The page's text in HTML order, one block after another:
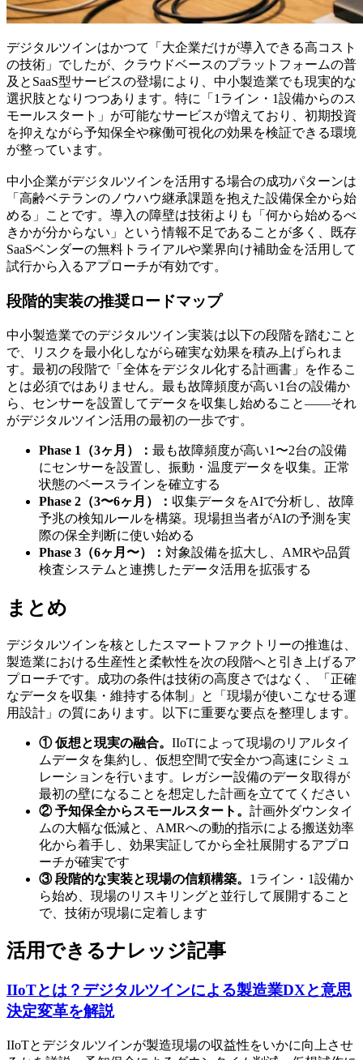
デジタルツインはかつて「大企業だけが導入できる高コスト
の技術」でしたが、クラウドベースのプラットフォームの普
及とSaaS型サービスの登場により、中小製造業でも現実的な
選択肢となりつつあります。特に「1ライン・1設備からのス
モールスタート」が可能なサービスが増えており、初期投資
を抑えながら予知保全や稼働可視化の効果を検証できる環境
が整っています。
中小企業がデジタルツインを活用する場合の成功パターンは
「高齢ベテランのノウハウ継承課題を抱えた設備保全から始
める」ことです。導入の障壁は技術よりも「何から始めるべ
きかが分からない」という情報不足であることが多く、既存
SaaSベンダーの無料トライアルや業界向け補助金を活用して
試行から入るアプローチが有効です。
段階的実装の推奨ロードマップ
中小製造業でのデジタルツイン実装は以下の段階を踏むこと
で、リスクを最小化しながら確実な効果を積み上げられま
す。最初の段階で「全体をデジタル化する計画書」を作るこ
とは必須ではありません。最も故障頻度が高い1台の設備か
ら、センサーを設置してデータを収集し始めること——それ
がデジタルツイン活用の最初の一歩です。
Phase 1（3ヶ月）： 最も故障頻度が高い1〜2台の設備
にセンサーを設置し、振動・温度データを収集。正常
状態のベースラインを確立する
Phase 2（3〜6ヶ月）： 収集データをAIで分析し、故障
予兆の検知ルールを構築。現場担当者がAIの予測を実
際の保全判断に使い始める
Phase 3（6ヶ月〜）： 対象設備を拡大し、AMRや品質
検査システムと連携したデータ活用を拡張する
まとめ
デジタルツインを核としたスマートファクトリーの推進は、
製造業における生産性と柔軟性を次の段階へと引き上げるア
プローチです。成功の条件は技術の高度さではなく、「正確
なデータを収集・維持する体制」と「現場が使いこなせる運
用設計」の質にあります。以下に重要な要点を整理します。
① 仮想と現実の融合。 IIoTによって現場のリアルタイ
ムデータを集約し、仮想空間で安全かつ高速にシミュ
レーションを行います。レガシー設備のデータ取得が
最初の壁になることを想定した計画を立ててください
② 予知保全からスモールスタート。 計画外ダウンタイ
ムの大幅な低減と、AMRへの動的指示による搬送効率
化から着手し、効果実証してから全社展開するアプロ
ーチが確実です
③ 段階的な実装と現場の信頼構築。 1ライン・1設備か
ら始め、現場のリスキリングと並行して展開すること
で、技術が現場に定着します
活用できるナレッジ記事
IIoTとは？デジタルツインによる製造業DXと意思
決定変革を解説
IIoTとデジタルツインが製造現場の収益性をいかに向上させ